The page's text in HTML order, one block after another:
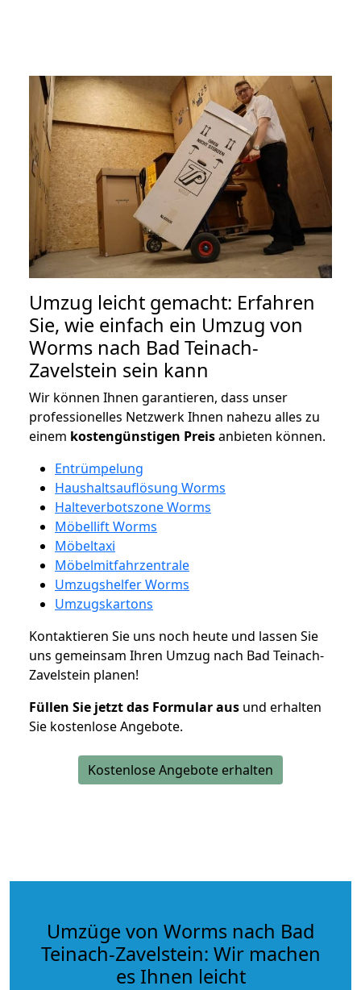
Umzug leicht gemacht: Erfahren
Sie, wie einfach ein Umzug von
Worms nach Bad Teinach-
Zavelstein sein kann
Wir können Ihnen garantieren, dass unser
professionelles Netzwerk Ihnen nahezu alles zu
einem kostengünstigen Preisanbieten können.
Entrümpelung
Haushaltsauflösung Worms
Halteverbotszone Worms
Möbellift Worms
Möbeltaxi
Möbelmitfahrzentrale
Umzugshelfer Worms
Umzugskartons
Kontaktieren Sie uns noch heute und lassen Sie
uns gemeinsam Ihren Umzug nach Bad Teinach-
Zavelstein planen!
Füllen Sie jetzt das Formular aus und erhalten
Sie kostenlose Angebote.
Kostenlose Angebote erhalten
Umzüge von Worms nach Bad
Teinach-Zavelstein: Wir machen
es Ihnen leicht